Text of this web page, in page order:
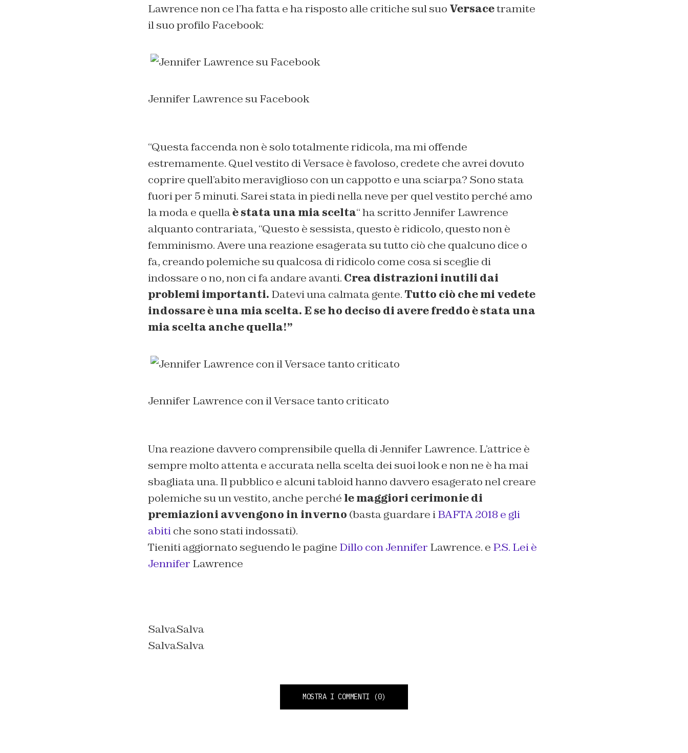
Lawrence non ce l’ha fatta e ha risposto alle critiche sul suo Versacetramite
il suo profilo Facebook:
Jennifer Lawrence su Facebook
“Questa faccenda non è solo totalmente ridicola, ma mi offende
estremamente. Quel vestito di Versace è favoloso, credete che avrei dovuto
coprire quell’abito meraviglioso con un cappotto e una sciarpa? Sono stata
fuori per 5 minuti. Sarei stata in piedi nella neve per quel vestito perché amo
la moda e quellaè stata una mia scelta“ha scritto Jennifer Lawrence
alquanto contrariata, “Questo è sessista, questo è ridicolo, questo non è
femminismo. Avere una reazione esagerata su tutto ciò che qualcuno dice o
fa, creando polemiche su qualcosa di ridicolo come cosa si sceglie di
indossare o no, non ci fa andare avanti. Crea distrazioni inutili dai
problemi importanti. Datevi una calmata gente. Tutto ciò che mi vedete
indossare è una mia scelta. E se ho deciso di avere freddo è stata una
mia scelta anche quella!”
Jennifer Lawrence con il Versace tanto criticato
Una reazione davvero comprensibile quella di Jennifer Lawrence. L’attrice è
sempre molto attenta e accurata nella scelta dei suoi look e non ne è ha mai
sbagliata una. Il pubblico e alcuni tabloid hanno davvero esagerato nel creare
polemiche su un vestito, anche perché le maggiori cerimonie di
premiazioni avvengono in inverno (basta guardare iBAFTA 2018 e gli
abitiche sono stati indossati).
Tieniti aggiornato seguendo le pagine Dillo con Jennifer Lawrence. e P.S. Lei è
Jennifer Lawrence
SalvaSalva
SalvaSalva
MOSTRA I COMMENTI (0)